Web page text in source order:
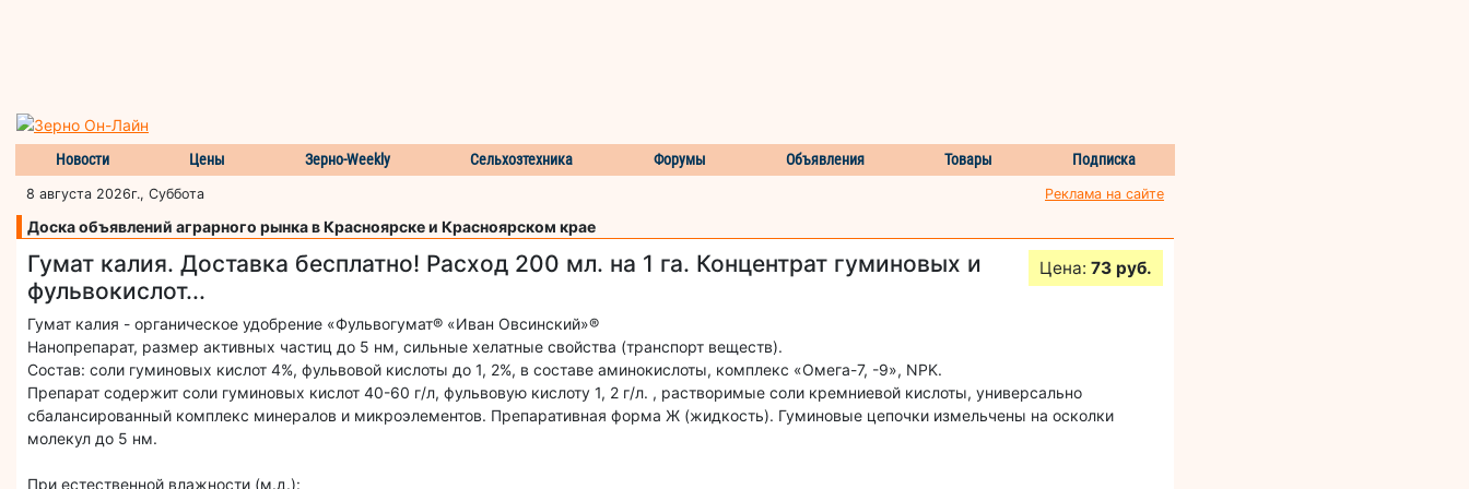
Новости Цены Зерно-Weekly Сельхозтехника Форумы Объявления Товары Подписка
8 августа 2026г., Суббота Реклама на сайте
Доска объявлений аграрного рынка в Красноярске и Красноярском крае
Гумат калия. Доставка бесплатно! Расход 200 мл. на 1 га. Концентрат гуминовых и
фульвокислот...
Цена: 73 руб.
Гумат калия - органическое удобрение «Фульвогумат® «Иван Овсинский»®
Нанопрепарат, размер активных частиц до 5 нм, сильные хелатные свойства (транспорт веществ).
Состав: соли гуминовых кислот 4%, фульвовой кислоты до 1, 2%, в составе аминокислоты, комплекс «Омега-7, -9», NPK.
Препарат содержит соли гуминовых кислот 40-60 г/л, фульвовую кислоту 1, 2 г/л. , растворимые соли кремниевой кислоты, универсально
сбалансированный комплекс минералов и микроэлементов. Препаративная форма Ж (жидкость). Гуминовые цепочки измельчены на осколки
молекул до 5 нм.
При естественной влажности (м.д.):